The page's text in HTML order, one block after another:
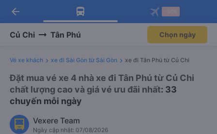
Tải app Vexere ngay!
Nhận ưu đãi thành viên độc
Mở app
Tải app Vexere
-30k/ghế khi đặt vé máy bay qua
Mở app
arrow_back
Củ Chi Tân Phú Chọn ngày
Vé xe khách xe đi Sài Gòn từ Sài Gòn xe đi Tân Phú từ Củ Chi
Đặt mua vé xe 4 nhà xe đi Tân Phú từ Củ Chi
chất lượng cao và giá vé ưu đãi nhất: 33
chuyến mỗi ngày
Vexere Team
Ngày cập nhật: 07/08/2026